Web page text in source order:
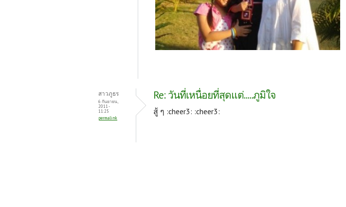
สาวภูธร
6 กันยายน,
2011 -
11:25
permalink
Re: วันที่เหนื่อยที่สุดแต่.....ภูมิใจ
สู้ ๆ :cheer3: :cheer3: